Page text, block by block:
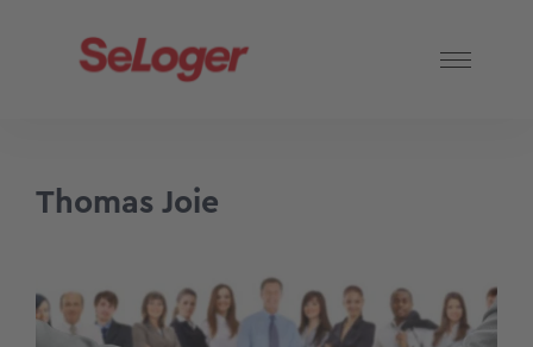
Thomas Joie